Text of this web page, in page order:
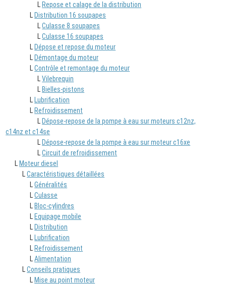
L Repose et calage de la distribution
L Distribution 16 soupapes
LCulasse 8 soupapes
LCulasse 16 soupapes
L Dépose et repose du moteur
L Démontage du moteur
LContrôle et remontage du moteur
LVilebrequin
L Bielles-pistons
L Lubrification
L Refroidissement
L Dépose-repose de la pompe à eau sur moteurs c12nz,
c14nz et c14se
L Dépose-repose de la pompe à eau sur moteur c16xe
LCircuit de refroidissement
L Moteur diesel
LCaractéristiques détaillées
LGénéralités
LCulasse
L Bloc-cylindres
L Equipage mobile
L Distribution
L Lubrification
L Refroidissement
LAlimentation
LConseils pratiques
L Mise au point moteur